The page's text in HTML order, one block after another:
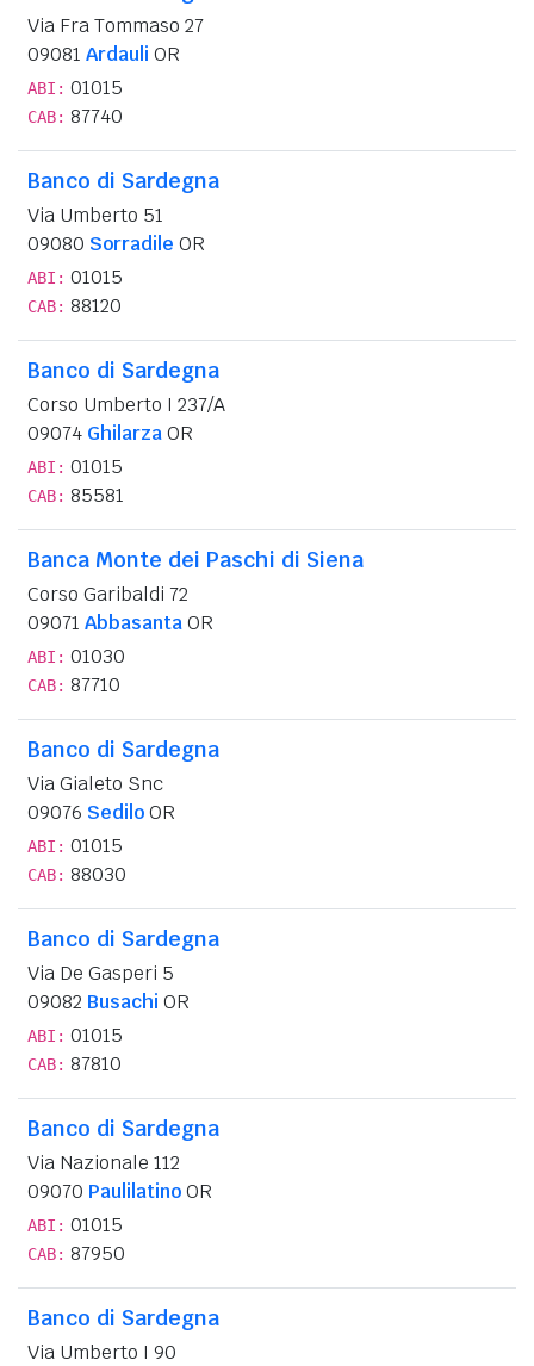
Via Fra Tommaso 27
09081 Ardauli OR
ABI: 01015
CAB: 87740
Banco di Sardegna
Via Umberto 51
09080 Sorradile OR
ABI: 01015
CAB: 88120
Banco di Sardegna
Corso Umberto I 237/A
09074 GhilarzaOR
ABI: 01015
CAB: 85581
Banca Monte dei Paschi di Siena
Corso Garibaldi 72
09071 AbbasantaOR
ABI: 01030
CAB: 87710
Banco di Sardegna
Via Gialeto Snc
09076 SediloOR
ABI: 01015
CAB: 88030
Banco di Sardegna
Via De Gasperi 5
09082 Busachi OR
ABI: 01015
CAB: 87810
Banco di Sardegna
Via Nazionale 112
09070 PaulilatinoOR
ABI: 01015
CAB: 87950
Banco di Sardegna
Via Umberto I 90